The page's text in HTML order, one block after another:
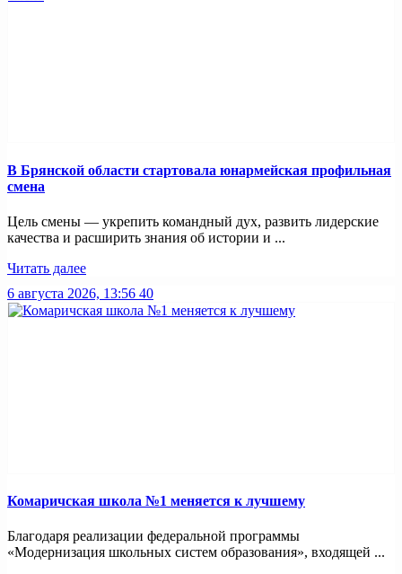
В Брянской области стартовала юнармейская профильная
смена
Цель смены — укрепить командный дух, развить лидерские
качества и расширить знания об истории и ...
Читать далее
6 августа 2026, 13:56 40
Комаричская школа №1 меняется к лучшему
Благодаря реализации федеральной программы
«Модернизация школьных систем образования», входящей ...